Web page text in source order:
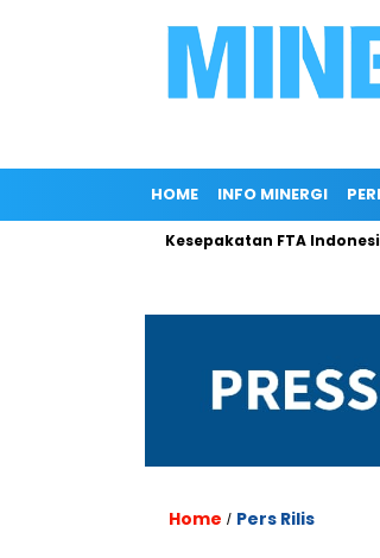
HOME INFO MINERGI
Kesepakatan FTA
Home / Pers Rilis